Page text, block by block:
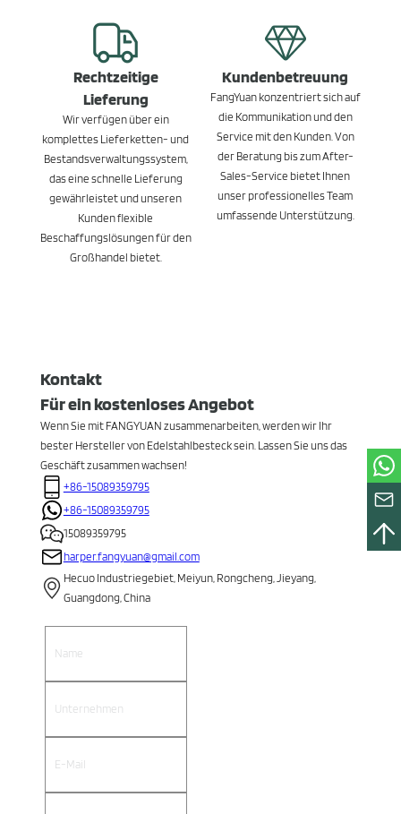
Rechtzeitige
Lieferung
Wir verfügen über ein
komplettes Lieferketten- und
Bestandsverwaltungssystem,
das eine schnelle Lieferung
gewährleistet und unseren
Kunden flexible
Beschaffungslösungen für den
Großhandel bietet.
Kundenbetreuung
FangYuan konzentriert sich auf
die Kommunikation und den
Service mit den Kunden. Von
der Beratung bis zum After-
Sales-Service bietet Ihnen
unser professionelles Team
umfassende Unterstützung.
Kontakt
Für ein kostenloses Angebot
Wenn Sie mit FANGYUAN zusammenarbeiten, werden wir Ihr
bester Hersteller von Edelstahlbesteck sein. Lassen Sie uns das
Geschäft zusammen wachsen!
+86-15089359795
+86-15089359795
15089359795
harper.fangyuan@gmail.com
Hecuo Industriegebiet, Meiyun, Rongcheng, Jieyang,
Guangdong, China